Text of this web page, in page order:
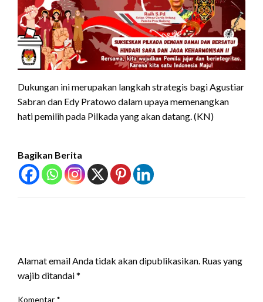
Dukungan ini merupakan langkah strategis bagi Agustiar
Sabran dan Edy Pratowo dalam upaya memenangkan
hati pemilih pada Pilkada yang akan datang. (KN)
Bagikan Berita
Alamat email Anda tidak akan dipublikasikan. Ruas yang
wajib ditandai*
Komentar *